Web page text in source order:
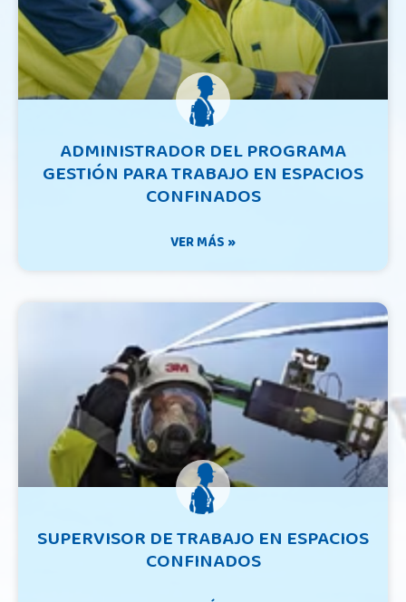
ADMINISTRADOR DEL PROGRAMA
GESTIÓN PARA TRABAJO EN ESPACIOS
CONFINADOS
VER MÁS »
SUPERVISOR DE TRABAJO EN ESPACIOS
CONFINADOS